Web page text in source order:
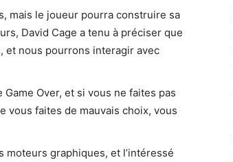
mais le joueur pourra construire sa
David Cage a tenu à préciser que
et nous pourrons interagir avec
Over, et si vous ne faites pas
vous faites de mauvais choix, vous
moteurs graphiques, et l’intéressé